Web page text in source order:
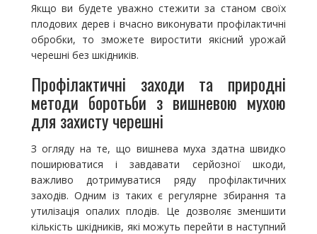
Якщо ви будете уважно стежити за станом своїх
плодових дерев і вчасно виконувати профілактичні
обробки, то зможете виростити якісний урожай
черешні без шкідників.
Профілактичні заходи та природні
методи боротьби з вишневою мухою
для захисту черешні
З огляду на те, що вишнева муха здатна швидко
поширюватися і завдавати серйозної шкоди,
важливо дотримуватися ряду профілактичних
заходів. Одним із таких є регулярне збирання та
утилізація опалих плодів. Це дозволяє зменшити
кількість шкідників, які можуть перейти в наступний